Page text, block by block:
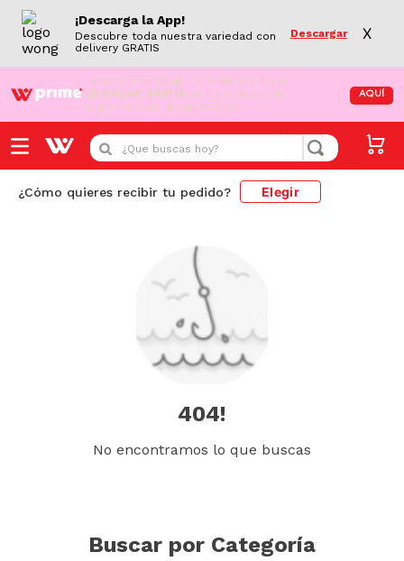
¡Descarga la App!
Descubre toda nuestra variedad con
delivery GRATIS
Descargar X
¡Aún no eres Wong Prime! Aprovecha el
DESPACHO GRATIS en tus compras de
supermercado desde S/79.90
AQUÍ
¿Que buscas hoy?
¿Cómo quieres recibir tu pedido? Elegir
404!
No encontramos lo que buscas
Buscar por Categoría